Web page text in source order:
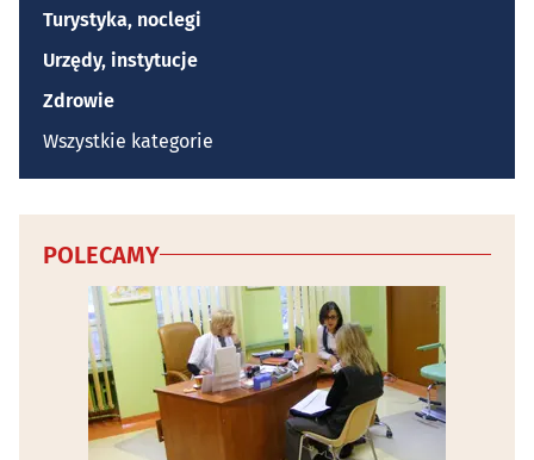
Turystyka, noclegi
Urzędy, instytucje
Zdrowie
Wszystkie kategorie
POLECAMY